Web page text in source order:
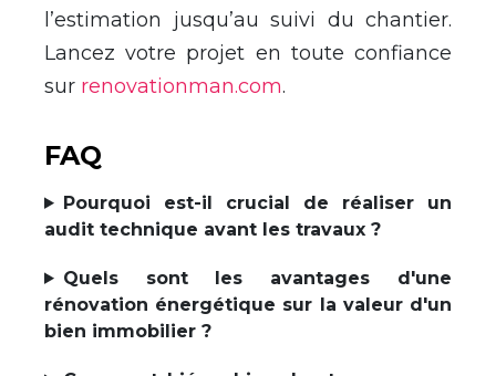
l’estimation jusqu’au suivi du chantier.
Lancez votre projet en toute confiance
sur renovationman.com.
FAQ
Pourquoi est-il crucial de réaliser un
audit technique avant les travaux ?
Quels sont les avantages d'une
rénovation énergétique sur la valeur d'un
bien immobilier ?